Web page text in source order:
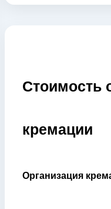
Стоимость
кремации
Организация